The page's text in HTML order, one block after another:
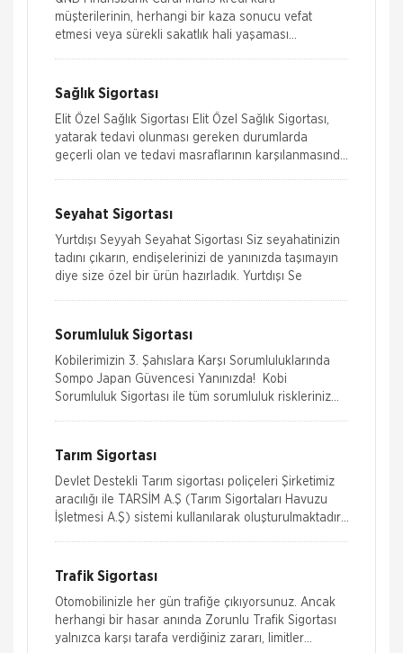
müşterilerinin, herhangi bir kaza sonucu vefat
etmesi veya sürekli sakatlık hali yaşaması
Sağlık Sigortası
Elit Özel Sağlık Sigortası Elit Özel Sağlık Sigortası,
yatarak tedavi olunması gereken durumlarda
geçerli olan ve tedavi masraflarının karşılanmasında
Seyahat Sigortası
Yurtdışı Seyyah Seyahat Sigortası Siz seyahatinizin
tadını çıkarın, endişelerinizi de yanınızda taşımayın
diye size özel bir ürün hazırladık. Yurtdışı Se
Sorumluluk Sigortası
Kobilerimizin 3. Şahıslara Karşı Sorumluluklarında
Sompo Japan Güvencesi Yanınızda! Kobi
Sorumluluk Sigortası ile tüm sorumluluk riskleriniz
Tarım Sigortası
Devlet Destekli Tarım sigortası poliçeleri Şirketimiz
aracılığı ile TARSİM A.Ş (Tarım Sigortaları Havuzu
İşletmesi A.Ş) sistemi kullanılarak oluşturulmaktadır.
Trafik Sigortası
Otomobilinizle her gün trafiğe çıkıyorsunuz. Ancak
herhangi bir hasar anında Zorunlu Trafik Sigortası
yalnızca karşı tarafa verdiğiniz zararı, limitler